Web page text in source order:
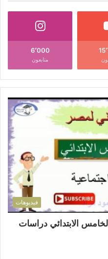
6٬000
متابعون
فيديوهات
الابتدائي دراسات